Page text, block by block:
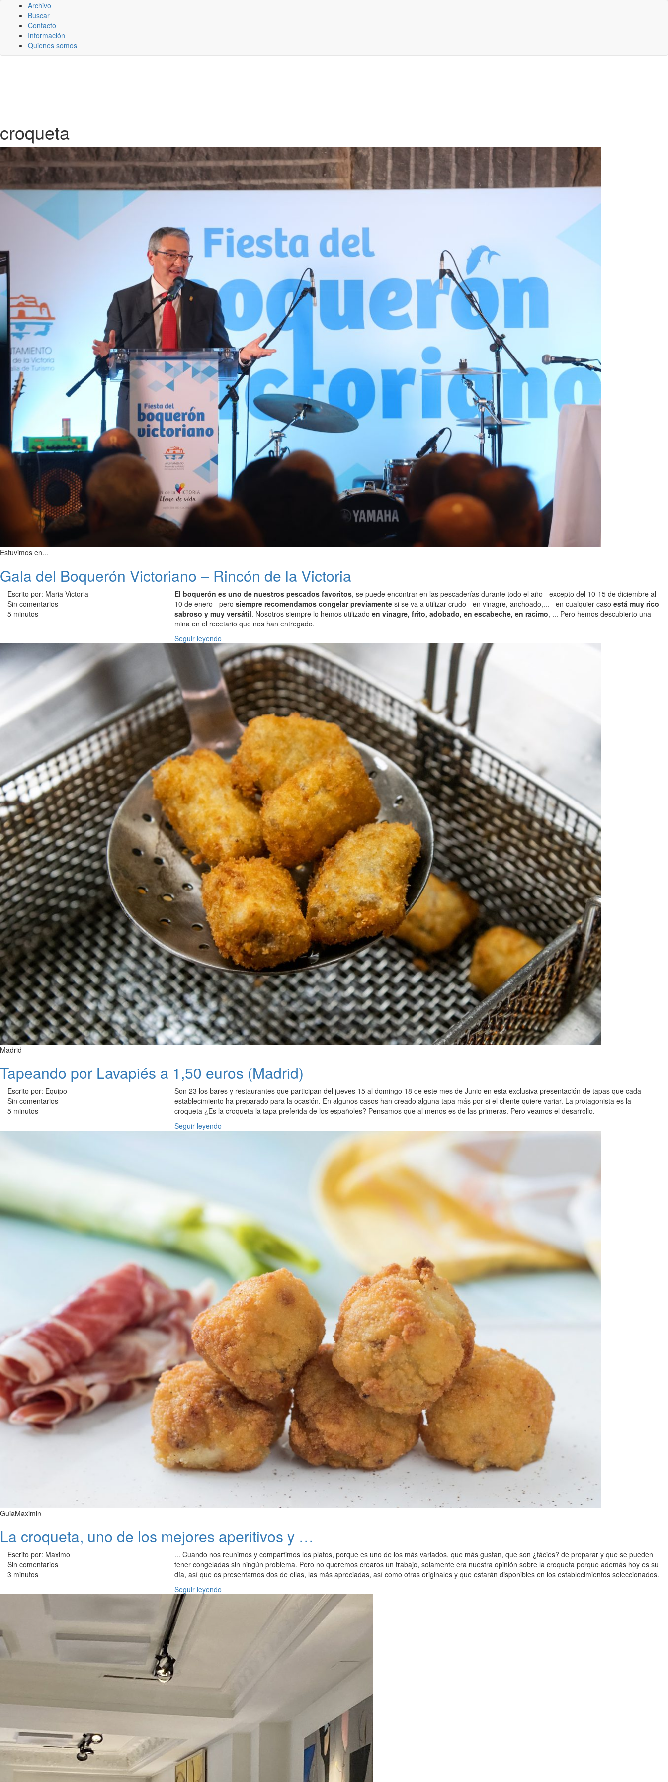
Archivo
Buscar
Contacto
Información
Quienes somos
croqueta
Estuvimos en...
Gala del Boquerón Victoriano – Rincón de la Victoria
Escrito por: Maria Victoria
Sin comentarios
5 minutos
El boquerón es uno de nuestros pescados favoritos, se puede encontrar en las pescaderías durante todo el año - excepto del 10-15 de diciembre al
10 de enero - pero siempre recomendamos congelar previamente si se va a utilizar crudo - en vinagre, anchoado,... - en cualquier caso está muy rico
sabroso y muy versátil. Nosotros siempre lo hemos utilizado en vinagre, frito, adobado, en escabeche, en racimo, ... Pero hemos descubierto una
mina en el recetario que nos han entregado.
Seguir leyendo
Madrid
Tapeando por Lavapiés a 1,50 euros (Madrid)
Escrito por: Equipo
Sin comentarios
5 minutos
Son 23 los bares y restaurantes que participan del jueves 15 al domingo 18 de este mes de Junio en esta exclusiva presentación de tapas que cada
establecimiento ha preparado para la ocasión. En algunos casos han creado alguna tapa más por si el cliente quiere variar. La protagonista es la
croqueta ¿Es la croqueta la tapa preferida de los españoles? Pensamos que al menos es de las primeras. Pero veamos el desarrollo.
Seguir leyendo
GuiaMaximin
La croqueta, uno de los mejores aperitivos y …
Escrito por: Maximo
Sin comentarios
3 minutos
... Cuando nos reunimos y compartimos los platos, porque es uno de los más variados, que más gustan, que son ¿fácies? de preparar y que se pueden
tener congeladas sin ningún problema. Pero no queremos crearos un trabajo, solamente era nuestra opinión sobre la croqueta porque además hoy es su
día, así que os presentamos dos de ellas, las más apreciadas, así como otras originales y que estarán disponibles en los establecimientos seleccionados.
Seguir leyendo